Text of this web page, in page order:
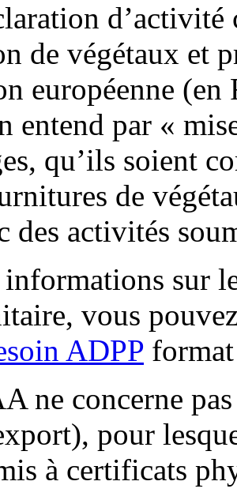
de végétaux et
européenne (en
entend par «
qu’ils soient
de
des activités
sur
vous
ADPP
ne concerne
pour
à certificats